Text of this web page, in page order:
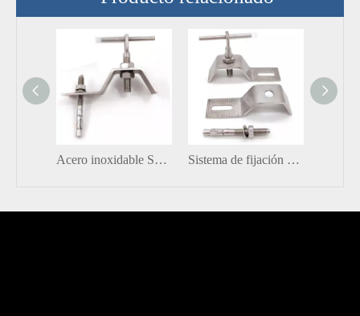
Acero inoxidable SS201 SS304 Cortina Norma Pedrina de pared Sofit de revestimiento Sistema de fijación de piedra de acero inoxidable Ángulo de mármol L / Z Soporte de metal